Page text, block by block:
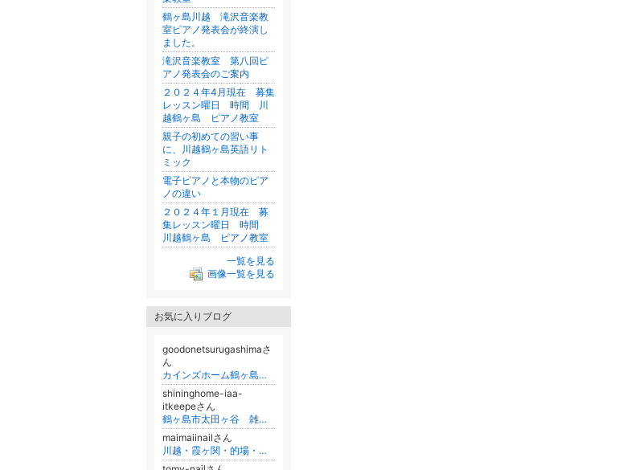
鶴ヶ島川越 滝沢音楽教
室ピアノ発表会が終演し
ました。
滝沢音楽教室 第八回ピ
アノ発表会のご案内
２０２４年4月現在 募集
レッスン曜日 時間 川
越鶴ヶ島 ピアノ教室
親子の初めての習い事
に、川越鶴ヶ島英語リト
ミック
電子ピアノと本物のピア
ノの違い
２０２４年１月現在 募
集レッスン曜日 時間
川越鶴ヶ島 ピアノ教室
一覧を見る
画像一覧を見る
お気に入りブログ
goodonetsurugashimaさ
ん
カインズホーム鶴ヶ島店 犬の学校goodone 2013のブログ
shininghome-iaa-
itkeepeさん
鶴ヶ島市太田ヶ谷 雑貨merciのブログ
maimaiinailさん
川越・霞ヶ関・的場・鶴ヶ島 ネイルサロン ＬＩＭＡ ＮＡＩＬ